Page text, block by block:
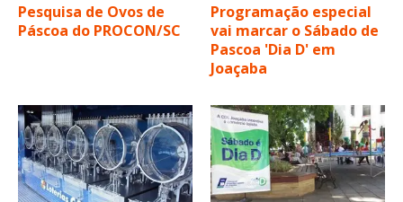
Pesquisa de Ovos de
Páscoa do PROCON/SC
Programação especial
vai marcar o Sábado de
Pascoa 'Dia D' em
Joaçaba